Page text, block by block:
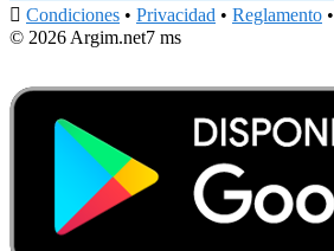
 Condiciones • Privacidad • Reglamento •
© 2026 Argim.net7 ms